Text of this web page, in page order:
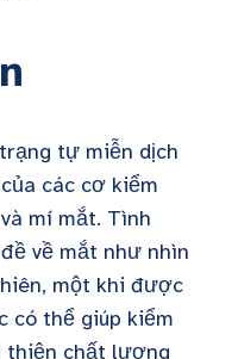
tự miễn dịch
các cơ kiểm
mí mắt. Tình
về mắt như nhìn
một khi được
có thể giúp kiểm
thiện chất lượng